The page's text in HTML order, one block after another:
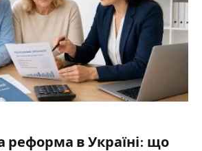
реформа в Україні: що